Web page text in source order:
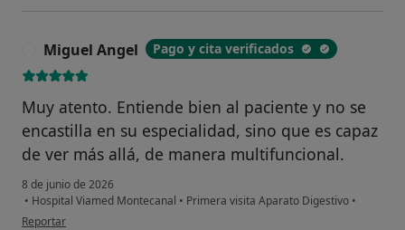
Miguel Angel Pago y cita verificados
Muy atento. Entiende bien al paciente y no se
encastilla en su especialidad, sino que es capaz
de ver más allá, de manera multifuncional.
8 de junio de 2026
• Hospital Viamed Montecanal • Primera visita Aparato Digestivo •
en opinión del usuario Miguel Angel
Reportar